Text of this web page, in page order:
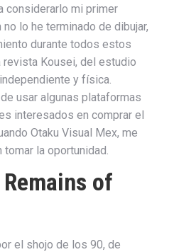
considerarlo mi primer
lo he terminado de dibujar,
durante todos estos
Kousei, del estudio
y física.
usar algunas plataformas
interesados en comprar el
Otaku Visual Mex, me
tomar la oportunidad.
of
el shojo de los 90, de